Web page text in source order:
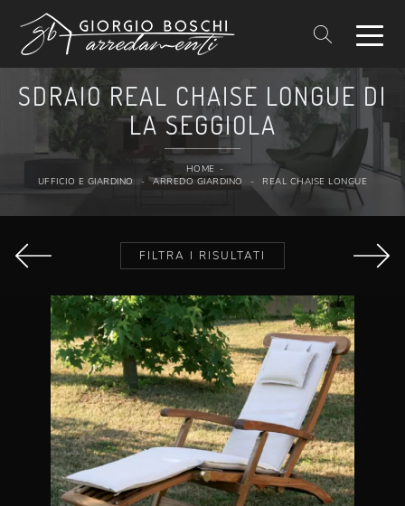
SDRAIO REAL CHAISE LONGUE DI
LA SEGGIOLA
HOME -
UFFICIO E GIARDINO
- ARREDO GIARDINO - REAL CHAISE LONGUE
FILTRA I RISULTATI